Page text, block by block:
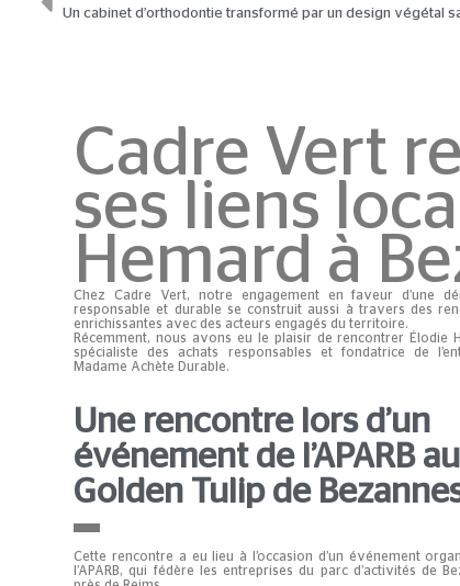
Un cabinet d’orthodontie transformé par un design végétal
Cadre Vert
ses liens
Hemard à
Chez Cadre Vert, notre engagement en faveur d’une
responsable et durable se construit aussi à travers des
enrichissantes avec des acteurs engagés du territoire.
Récemment, nous avons eu le plaisir de rencontrer Élodie
spécialiste des achats responsables et fondatrice de
Madame Achète Durable.
Une rencontre lors d’un
événement de l’APARB au
Golden Tulip de
Cette rencontre a eu lieu à l’occasion d’un événement
l’APARB, qui fédère les entreprises du parc d’activités de